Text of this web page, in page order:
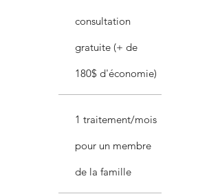
Accès Privilégié à un système de
vous d’urgence
consultation
gratuite (+ de
180$ d'économie)
1 traitement/mois
pour un membre
de la famille